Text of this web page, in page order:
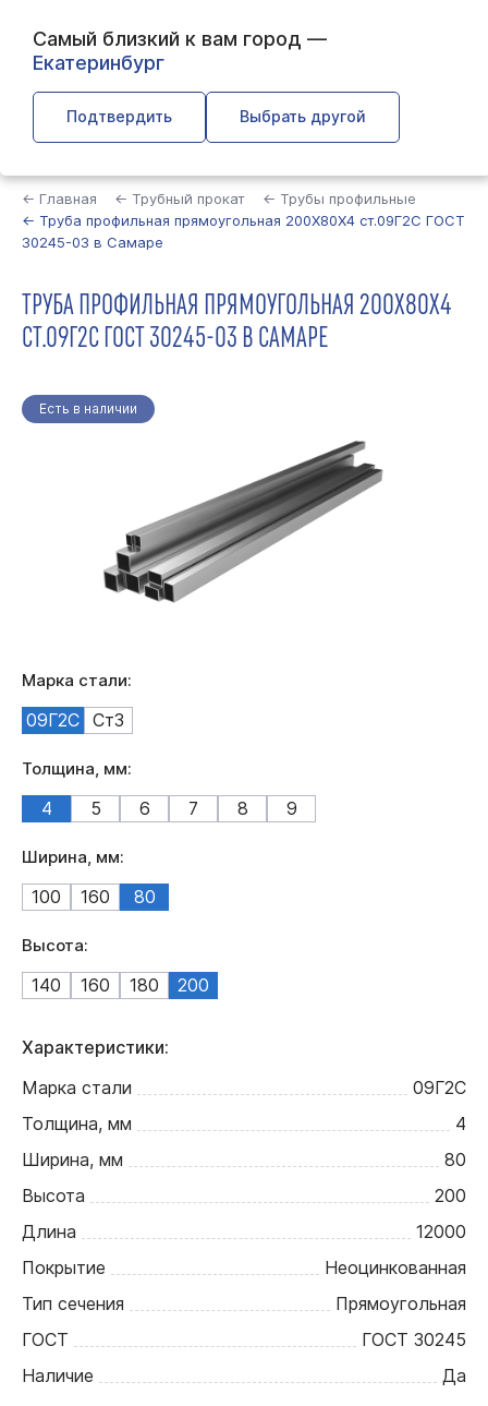
Самый близкий к вам город —
Екатеринбург
Подтвердить Выбрать другой
← Главная ← Трубный прокат
← Трубы профильные
← Труба профильная прямоугольная 200Х80Х4 ст.09Г2С ГОСТ
30245-03 в Самаре
ТРУБА ПРОФИЛЬНАЯ ПРЯМОУГОЛЬНАЯ 200Х80Х4
СТ.09Г2С ГОСТ 30245-03 В САМАРЕ
Есть в наличии
Марка стали:
09Г2С Ст3
Толщина, мм:
4 5 6 7 8 9
Ширина, мм:
100 160 80
Высота:
140 160 180 200
Характеристики:
Марка стали
09Г2С
Толщина, мм
4
Ширина, мм
80
Высота
200
Длина
12000
Покрытие
Неоцинкованная
Тип сечения
Прямоугольная
ГОСТ
ГОСТ 30245
Наличие
Да